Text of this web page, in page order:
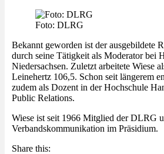
Foto: DLRG
Bekannt geworden ist der ausgebildete
durch seine Tätigkeit als Moderator bei
Niedersachsen. Zuletzt arbeitete Wiese
Leinehertz 106,5. Schon seit längerem
zudem als Dozent in der Hochschule
Public Relations.
Wiese ist seit 1966 Mitglied der DLRG
Verbandskommunikation im Präsidium.
Share this: